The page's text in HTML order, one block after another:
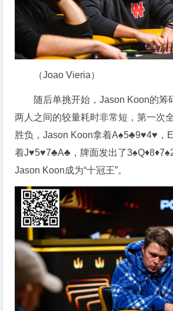
（Joao Vieria）
随后单挑开始，Jason Koon的筹
两人之间的较量耗时非常短，第一次
胜负，Jason Koon拿着A♠5♣9♥4♥，
着J♥5♥7♣A♣，牌面发出了
Jason Koon成为“十冠王”。